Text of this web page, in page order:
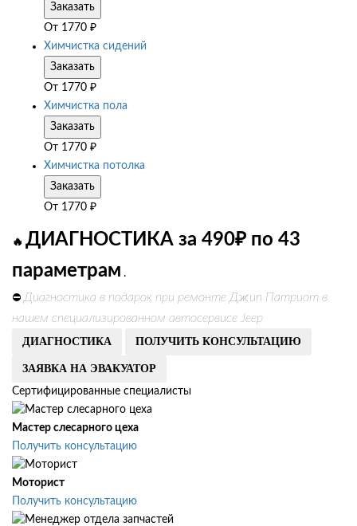
Заказать
От 1770 ₽
Химчистка сидений
Заказать
От 1770 ₽
Химчистка пола
Заказать
От 1770 ₽
Химчистка потолка
Заказать
От 1770 ₽
🔥 ДИАГНОСТИКА за 490₽ по 43
параметрам .
⛔ Диагностика в подарок при ремонте Джип Патриот в
нашем специализированном автосервисе Jeep
ДИАГНОСТИКА ПОЛУЧИТЬ КОНСУЛЬТАЦИЮ
ЗАЯВКА НА ЭВАКУАТОР
Сертифицированные специалисты
Мастер слесарного цеха
Получить консультацию
Моторист
Получить консультацию